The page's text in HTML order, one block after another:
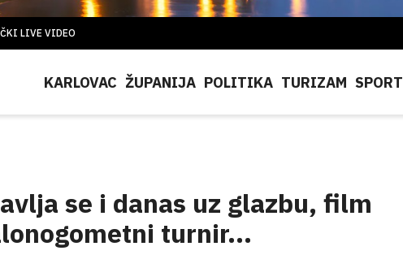
LIVE VIDEO
KARLOVAC ŽUPANIJA POLITIKA TURIZAM SPORT
se i danas uz glazbu, film
turnir...